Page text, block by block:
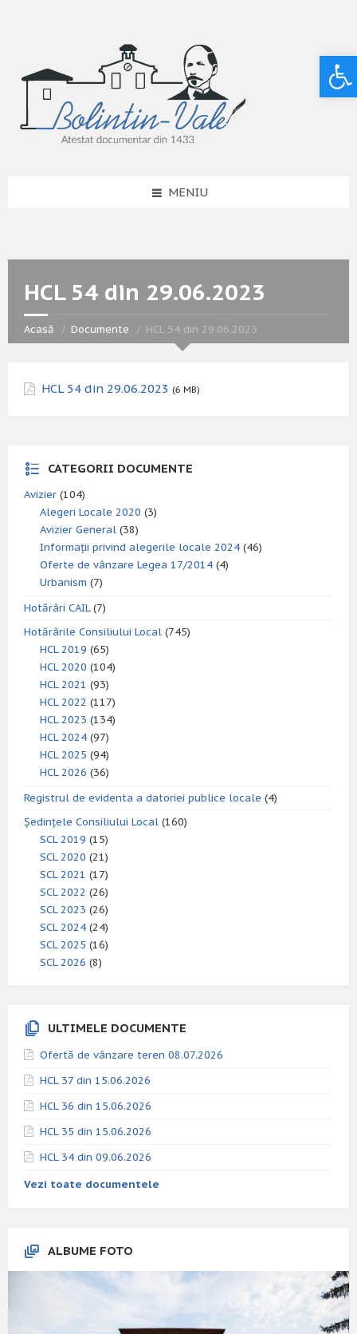
MENIU
HCL 54 din 29.06.2023
Acasă Documente HCL 54 din 29.06.2023
HCL 54 din 29.06.2023 (6 MB)
CATEGORII DOCUMENTE
Avizier (104)
Alegeri Locale 2020 (3)
Avizier General (38)
Informații privind alegerile locale 2024 (46)
Oferte de vânzare Legea 17/2014 (4)
Urbanism (7)
Hotărâri CAIL(7)
Hotărârile Consiliului Local (745)
HCL 2019 (65)
HCL 2020 (104)
HCL 2021 (93)
HCL 2022 (117)
HCL 2023 (134)
HCL 2024 (97)
HCL 2025 (94)
HCL 2026 (36)
Registrul de evidenta a datoriei publice locale (4)
Ședințele Consiliului Local (160)
SCL 2019 (15)
SCL 2020 (21)
SCL 2021 (17)
SCL 2022 (26)
SCL 2023 (26)
SCL 2024 (24)
SCL 2025 (16)
SCL 2026 (8)
ULTIMELE DOCUMENTE
Ofertă de vânzare teren 08.07.2026
HCL 37 din 15.06.2026
HCL 36 din 15.06.2026
HCL 35 din 15.06.2026
HCL 34 din 09.06.2026
Vezi toate documentele
ALBUME FOTO
Deschide bara de unelte